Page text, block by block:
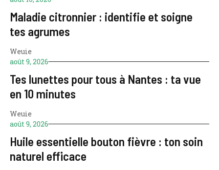
Maladie citronnier : identifie et soigne
tes agrumes
Weuie
août 9, 2026
Tes lunettes pour tous à Nantes : ta vue
en 10 minutes
Weuie
août 9, 2026
Huile essentielle bouton fièvre : ton soin
naturel efficace